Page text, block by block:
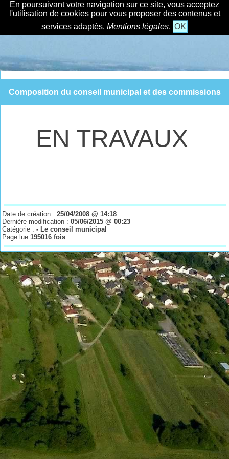
En poursuivant votre navigation sur ce site, vous acceptez
l'utilisation de cookies pour vous proposer des contenus et
services adaptés. Mentions légales. OK
Composition du conseil municipal et des commissions
EN TRAVAUX
Date de création :25/04/2008 @ 14:18
Dernière modification :05/06/2015 @ 00:23
Catégorie :- Le conseil municipal
Page lue195016 fois